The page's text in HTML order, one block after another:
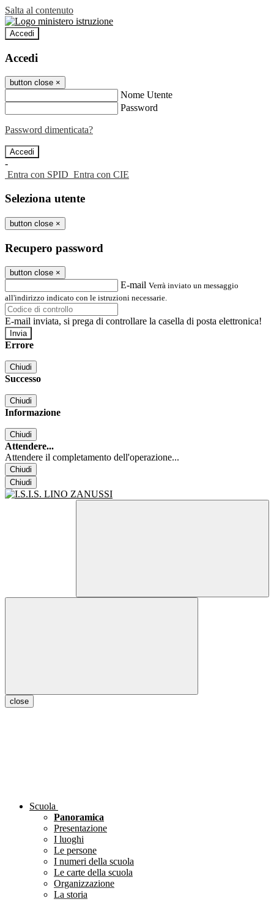
Salta al contenuto
Accedi
Accedi
button close ×
Nome Utente
Password
Password dimenticata?
-
Entra con SPID Entra con CIE
Seleziona utente
button close ×
Recupero password
button close ×
E-mail Verrà inviato un messaggio
all'indirizzo indicato con le istruzioni necessarie.
E-mail inviata, si prega di controllare la casella di posta elettronica!
Errore
Chiudi
Successo
Chiudi
Informazione
Chiudi
Attendere...
Attendere il completamento dell'operazione...
Chiudi
Chiudi
close
Scuola
Panoramica
Presentazione
I luoghi
Le persone
I numeri della scuola
Le carte della scuola
Organizzazione
La storia